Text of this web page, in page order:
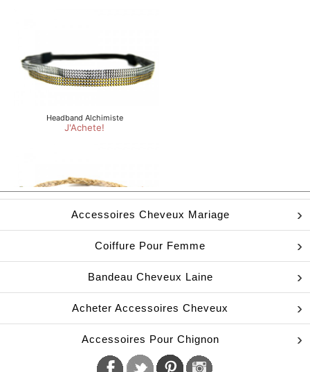
Accessoires Cheveux Mariage
Coiffure Pour Femme
Bandeau Cheveux Laine
Acheter Accessoires Cheveux
Accessoires Pour Chignon